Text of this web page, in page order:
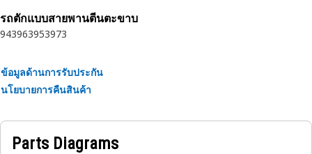
รถตักแบบสายพานตีนตะขาบ
943963953973
ข้อมูลด้านการรับประกัน
นโยบายการคืนสินค้า
Parts Diagrams